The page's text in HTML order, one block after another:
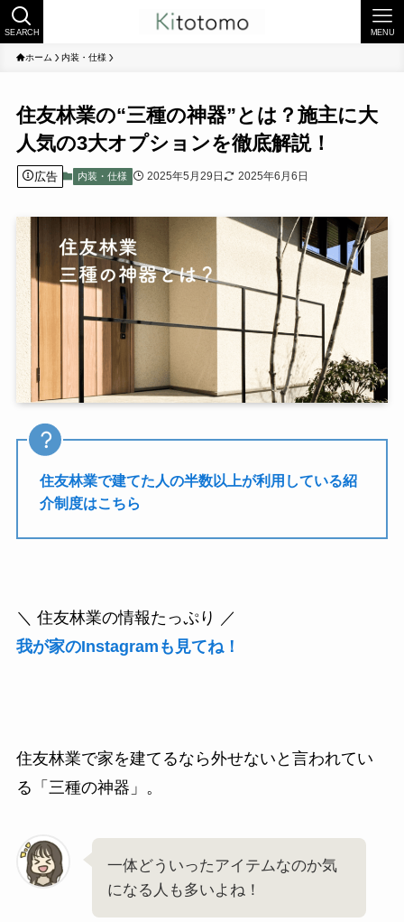
SEARCH MENU
ホーム 内装・仕様
住友林業の“三種の神器”とは？施主に大
人気の3大オプションを徹底解説！
広告 内装・仕様 2025年5月29日 2025年6月6日
住友林業で建てた人の半数以上が利用している紹
介制度はこちら
＼ 住友林業の情報たっぷり ／
我が家のInstagramも見てね！
住友林業で家を建てるなら外せないと言われてい
る「三種の神器」。
一体どういったアイテムなのか気
になる人も多いよね！